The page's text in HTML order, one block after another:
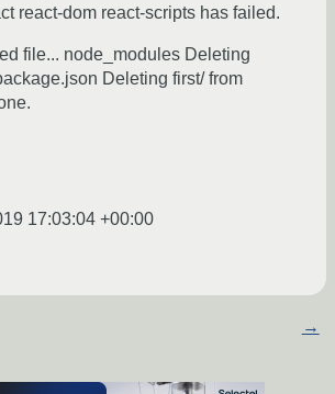
react-dom react-scripts has failed.
file... node_modules Deleting
Deleting first/ from
17:03:04 +00:00
→